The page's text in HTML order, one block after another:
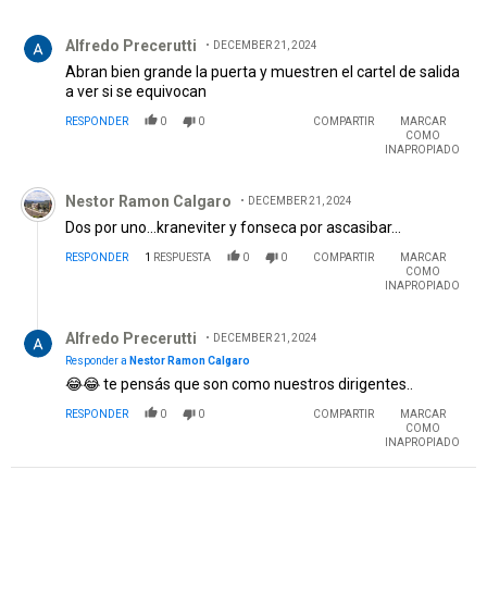
Alfredo Precerutti DECEMBER 21, 2024
Abran bien grande la puerta y muestren el cartel de salida
a ver si se equivocan
RESPONDER 0 0 COMPARTIR
MARCAR
COMO
INAPROPIADO
Comentario de Nestor Ramon Calgaro.
Nestor Ramon Calgaro DECEMBER 21, 2024
Dos por uno...kraneviter y fonseca por ascasibar...
RESPONDER 1 RESPUESTA 0 0 COMPARTIR
MARCAR
COMO
INAPROPIADO
Alfredo Precerutti
DECEMBER 21, 2024
Responder a Nestor Ramon Calgaro
😂😂 te pensás que son como nuestros dirigentes..
RESPONDER 0 0 COMPARTIR
MARCAR
COMO
INAPROPIADO